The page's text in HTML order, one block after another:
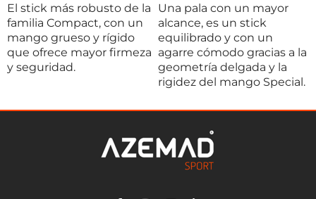
El stick más robusto de la
familia Compact, con un
mango grueso y rígido
que ofrece mayor firmeza
y seguridad.
Una pala con un mayor
alcance, es un stick
equilibrado y con un
agarre cómodo gracias a la
geometría delgada y la
rigidez del mango Special.